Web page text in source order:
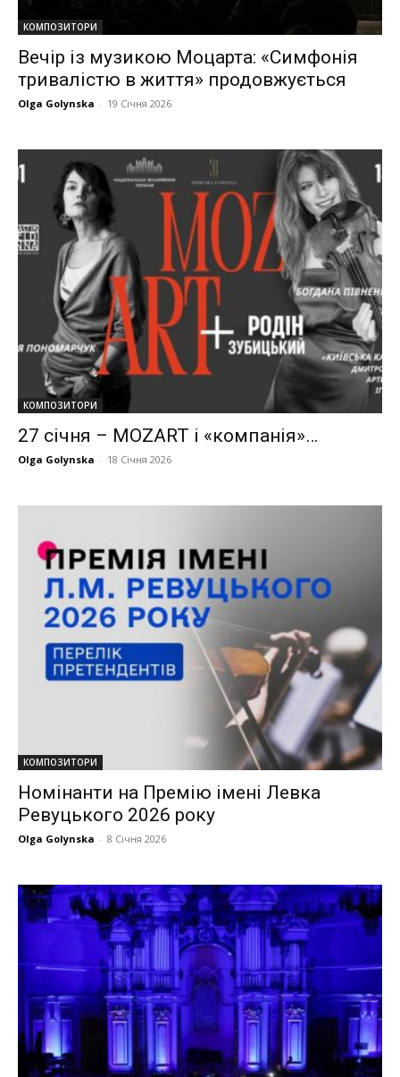
КОМПОЗИТОРИ
Вечір із музикою Моцарта: «Симфонія
тривалістю в життя» продовжується
Olga Golynska - 19 Січня 2026
КОМПОЗИТОРИ
27 січня – MOZART і «компанія»…
Olga Golynska - 18 Січня 2026
КОМПОЗИТОРИ
Номінанти на Премію імені Левка
Ревуцького 2026 року
Olga Golynska - 8 Січня 2026